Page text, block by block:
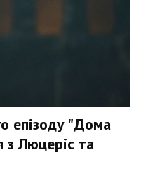
епізоду "Дома
Люцеріс та